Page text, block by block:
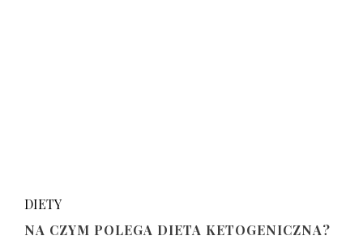
DIETY
NA CZYM POLEGA DIETA KETOGENICZNA?